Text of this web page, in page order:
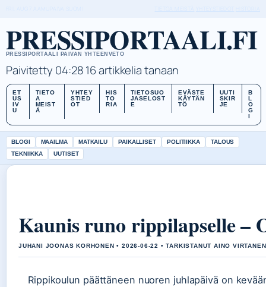
PRESSIPORTAALI.FI
PRESSIPORTAALI PAIVAN YHTEENVETO
Paivitetty 04:2816 artikkelia tanaan
ET
US
IV
U
TIETO
A
MEIST
Ä
YHTEY
STIED
OT
HIS
TO
RIA
TIETOSUO
JASELOST
E
EVÄSTE
KÄYTÄN
TÖ
UUTI
SKIR
JE
B
L
O
G
I
BLOGI MAAILMA MATKAILU PAIKALLISET POLITIIKKA
TALOUS
TEKNIIKKA
UUTISET
Kaunis runo rippilapselle
JUHANI JOONAS KORHONEN • 2026-06-22 • TARKISTANUT AINO VIRTANEN
Rippikoulun päättäneen nuoren juhlapäivä on